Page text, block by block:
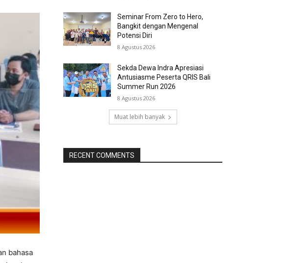
bahasa
Seminar From Zero to Hero,
Bangkit dengan Mengenal
Potensi Diri
8 Agustus 2026
Sekda Dewa Indra Apresiasi
Antusiasme Peserta QRIS Bali
Summer Run 2026
8 Agustus 2026
Muat lebih banyak
RECENT COMMENTS